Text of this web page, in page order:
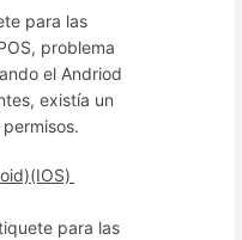
para las
problema
el Andriod
existía un
para las